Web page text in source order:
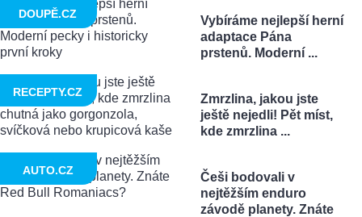
Vybíráme nejlepší herní
adaptace Pána
prstenů. Moderní ...
DOUPĚ.CZ
Zmrzlina, jakou jste
ještě nejedli! Pět míst,
kde zmrzlina ...
RECEPTY.CZ
Češi bodovali v
nejtěžším enduro
závodě planety. Znáte
AUTO.CZ